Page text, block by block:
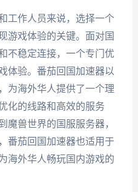
工作人员来说，选择一个
游戏体验的关键。面对国
不稳定连接，一个专门优
体验。番茄回国加速器以
为海外华人提供了一个理
化的线路和高效的服务
魔兽世界的国服服务器，
番茄回国加速器也适用于
海外华人畅玩国内游戏的